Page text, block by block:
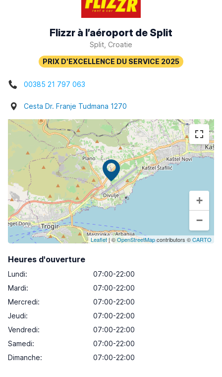
Flizzr à l’aéroport de Split
Split, Croatie
00385 21 797 063
Cesta Dr. Franje Tudmana 1270
+
−
Leaflet| ©OpenStreetMapcontributors ©CARTO
Heures d'ouverture
Lundi:
07:00-22:00
Mardi:
07:00-22:00
Mercredi:
07:00-22:00
Jeudi:
07:00-22:00
Vendredi:
07:00-22:00
Samedi:
07:00-22:00
Dimanche: 07:00-22:00